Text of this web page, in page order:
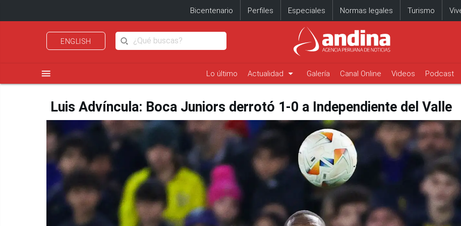
Bicentenario Perfiles Especiales Normas legales Turismo
ENGLISH
menu Lo último Actualidad arrow_drop_down Galería Canal Online Videos Podcast
Luis Advíncula: Boca Juniors derrotó 1-0 a Independiente del Valle